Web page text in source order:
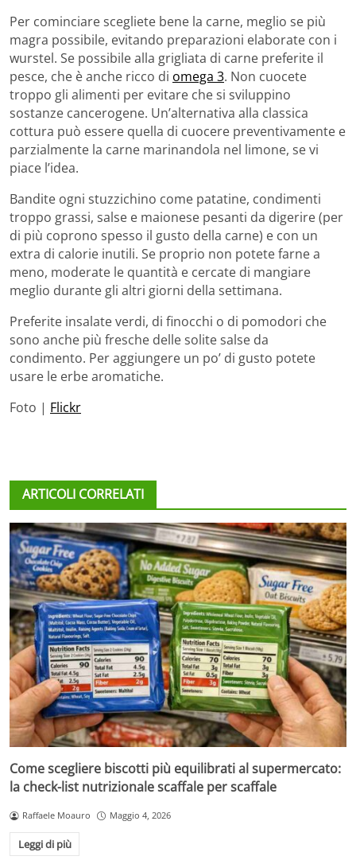
Per cominciare scegliete bene la carne, meglio se più
magra possibile, evitando preparazioni elaborate con i
wurstel. Se possibile alla grigliata di carne preferite il
pesce, che è anche ricco di omega 3. Non cuocete
troppo gli alimenti per evitare che si sviluppino
sostanze cancerogene. Un’alternativa alla classica
cottura può essere quella di cuocere preventivamente e
parzialmente la carne marinandola nel limone, se vi
piace l’idea.
Bandite ogni stuzzichino come patatine, condimenti
troppo grassi, salse e maionese pesanti da digerire (per
di più coprono spesso il gusto della carne) e con un
extra di calorie inutili. Se proprio non potete farne a
meno, moderate le quantità e cercate di mangiare
meglio durante gli altri giorni della settimana.
Preferite insalate verdi, di finocchi o di pomodori che
sono anche più fresche delle solite salse da
condimento. Per aggiungere un po’ di gusto potete
usare le erbe aromatiche.
Foto | Flickr
ARTICOLI CORRELATI
Come scegliere biscotti più equilibrati al supermercato:
la check-list nutrizionale scaffale per scaffale
Raffaele Moauro Maggio 4, 2026
Leggi di più